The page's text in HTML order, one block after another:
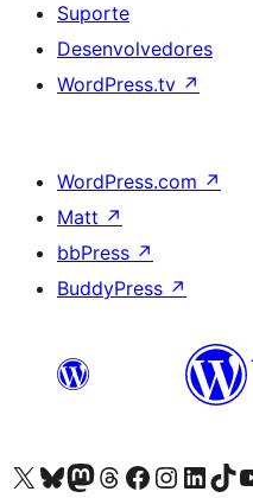
Suporte
Desenvolvedores
WordPress.tv ↗
WordPress.com ↗
Matt ↗
bbPress ↗
BuddyPress ↗
Acessar nossa conta do X (antigo Twitter)
Acessar nossa conta do Bluesky
Acessar nossa conta do Mastodon
Acessar nossa conta do Threads
Acessar nossa página do Facebook
Acessar nossa conta do
Acessar nossaAcessar nossa